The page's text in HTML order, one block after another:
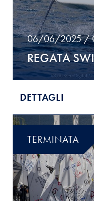
06/06/2025 /
REGATA
DETTAGLI
TERMINATA